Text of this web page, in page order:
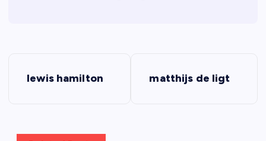
lewis hamilton matthijs de ligt